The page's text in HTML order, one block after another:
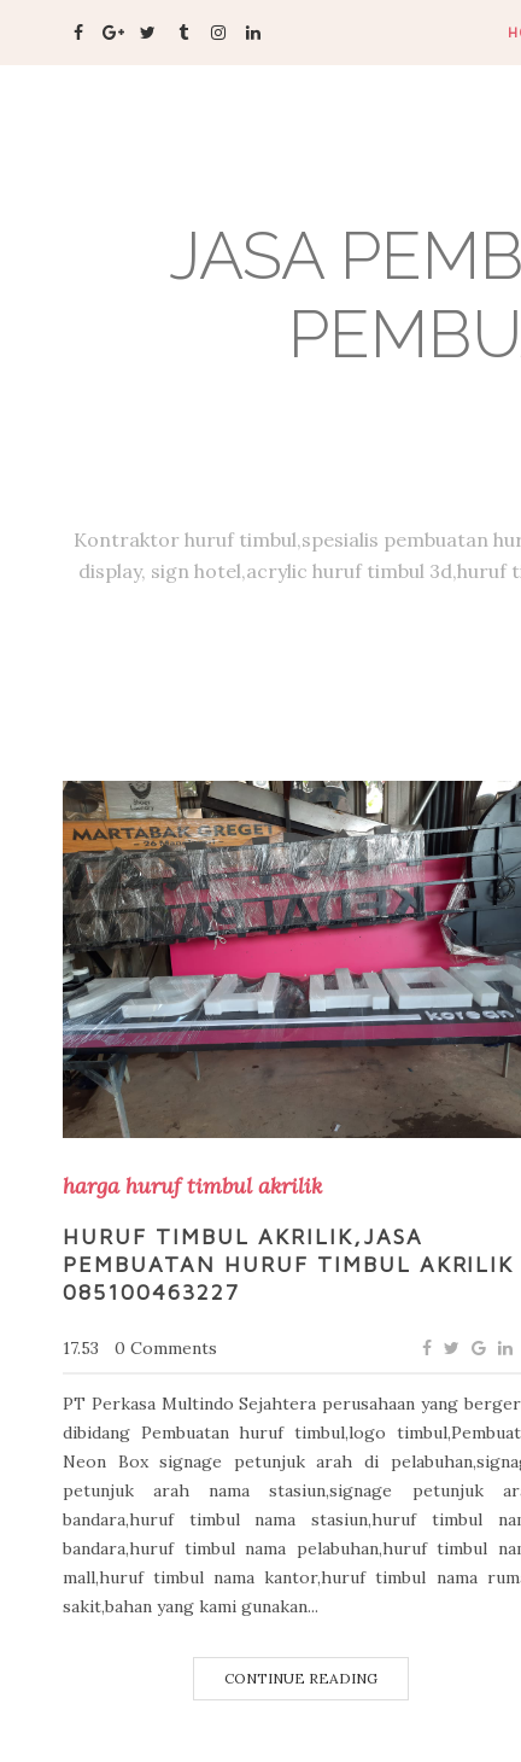
JASA
Kontraktor huruf timbul,spesialis pembuatan
display, sign hotel,acrylic huruf timbul
harga huruf timbul akrilik
HURUF TIMBUL AKRILIK,JASA
PEMBUATAN HURUF TIMBUL AKRILIK
085100463227
17.53 0 Comments
PT Perkasa Multindo Sejahtera perusahaan yang
dibidang Pembuatan huruf timbul,logo
Neon Box signage petunjuk arah di
petunjuk arah nama stasiun,signage petunjuk
bandara,huruf timbul nama stasiun,huruf timbul
bandara,huruf timbul nama pelabuhan,huruf timbul
mall,huruf timbul nama kantor,huruf timbul nama
sakit,bahan yang kami gunakan...
CONTINUE READING